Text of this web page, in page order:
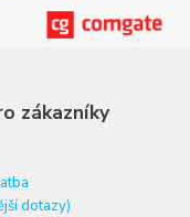
zákazníky
dotazy)